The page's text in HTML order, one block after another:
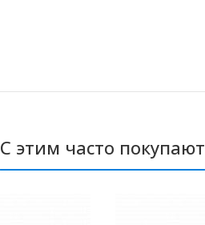
С этим часто покупают